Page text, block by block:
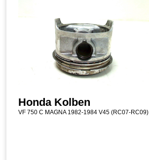
Honda Kolben
VF 750 C MAGNA 1982-1984 V45 (RC07-RC09)